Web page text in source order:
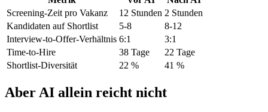
Screening-Zeit pro Vakanz
12 Stunden 2 Stunden
Kandidaten auf Shortlist
5-8
8-12
Interview-to-Offer-Verhältnis 6:1
3:1
Time-to-Hire
38 Tage
22 Tage
Shortlist-Diversität
22 % 41 %
Aber AI allein reicht nicht